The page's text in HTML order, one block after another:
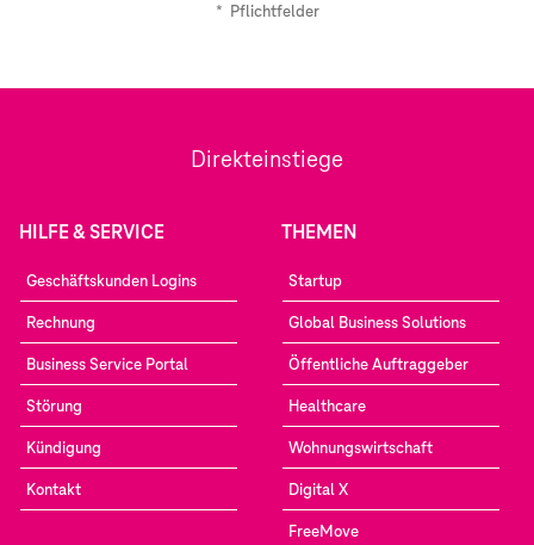
* Pflichtfelder
Direkteinstiege
HILFE & SERVICE
Geschäftskunden Logins
Rechnung
Business Service Portal
Störung
Kündigung
Kontakt
THEMEN
Startup
Global Business Solutions
Öffentliche Auftraggeber
Healthcare
Wohnungswirtschaft
Digital X
FreeMove